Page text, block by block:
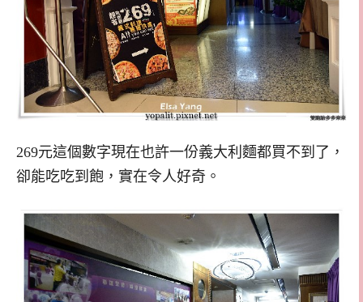
269元這個數字現在也許一份義大利麵都買不到了，
卻能吃吃到飽，實在令人好奇。